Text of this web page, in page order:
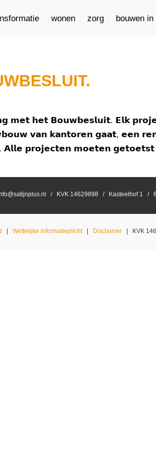
wonen zorg bouwen in
𝗵𝗲𝘁 𝗕𝗼𝘂𝘄𝗯𝗲𝘀𝗹𝘂𝗶𝘁. 𝗘𝗹𝗸
𝘃𝗮𝗻 𝗸𝗮𝗻𝘁𝗼𝗿𝗲𝗻 𝗴𝗮𝗮𝘁, 𝗲𝗲𝗻
𝗔𝗹𝗹𝗲 𝗽𝗿𝗼𝗷𝗲𝗰𝘁𝗲𝗻 𝗺𝗼𝗲𝘁𝗲𝗻
/ KVK 14629898 / Kasteelhof 1 /
| Wettelijke informatieplicht| Disclaimer | KVK